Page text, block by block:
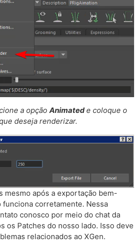
a opção Animatede coloque o
deseja renderizar.
mesmo após a exportação bem-
funciona corretamente. Nessa
conosco por meio do chat da
os Patches do nosso lado. Isso deve
relacionados ao XGen.